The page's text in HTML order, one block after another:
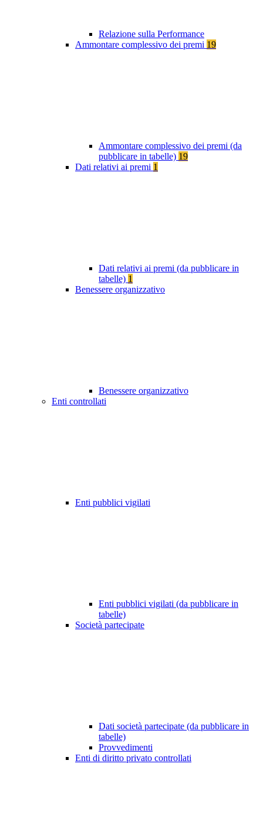
Relazione sulla Performance
Ammontare complessivo dei premi 19
Ammontare complessivo dei premi (da
pubblicare in tabelle) 19
Dati relativi ai premi 1
Dati relativi ai premi (da pubblicare in
tabelle) 1
Benessere organizzativo
Benessere organizzativo
Enti controllati
Enti pubblici vigilati
Enti pubblici vigilati (da pubblicare in
tabelle)
Società partecipate
Dati società partecipate (da pubblicare in
tabelle)
Provvedimenti
Enti di diritto privato controllati